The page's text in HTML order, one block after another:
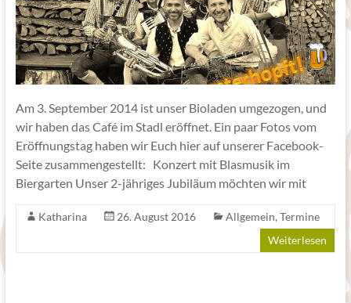
Am 3. September 2014 ist unser Bioladen umgezogen, und
wir haben das Café im Stadl eröffnet. Ein paar Fotos vom
Eröffnungstag haben wir Euch hier auf unserer Facebook-
Seite zusammengestellt: Konzert mit Blasmusik im
Biergarten Unser 2-jähriges Jubiläum möchten wir mit
Katharina 26. August 2016 Allgemein, Termine
Weiterlesen